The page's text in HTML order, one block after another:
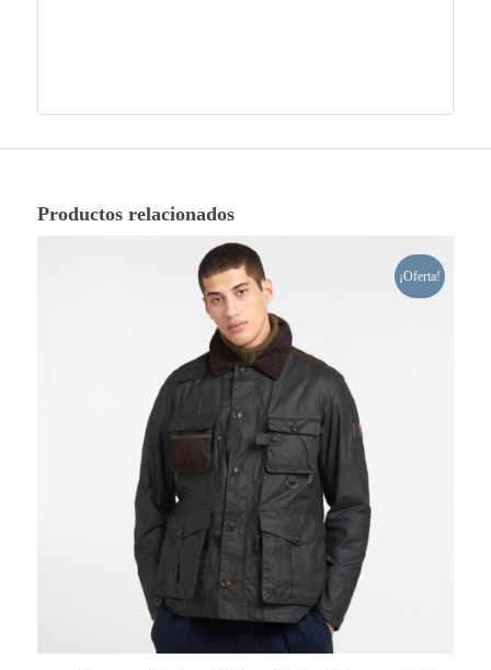
Productos relacionados
¡Oferta!